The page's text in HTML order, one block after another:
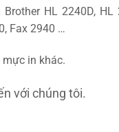
HL 2240D, HL
Fax 2940 …
in khác.
với chúng tôi.